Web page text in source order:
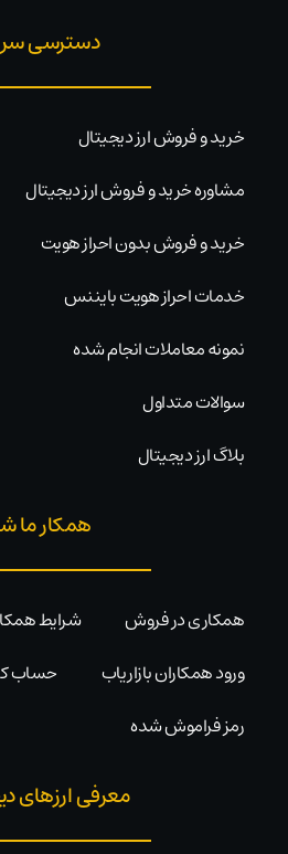
دسترسی
خرید و فروش ارز دیجیتال
مشاوره خرید و فروش ارز دیجیتال
خرید و فروش بدون احراز هویت
خدمات احراز هویت بایننس
نمونه معاملات انجام شده
سوالات متداول
بلاگ ارز دیجیتال
همکار ما
همکاری در فروش
شرایط
ورود همکاران بازاریاب
حساب
رمز فراموش شده
معرفی ارزهای